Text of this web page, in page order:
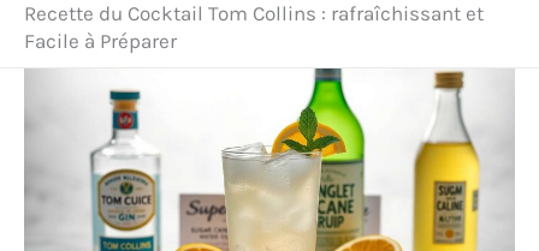
Recette du Cocktail Tom Collins : rafraîchissant et
Facile à Préparer